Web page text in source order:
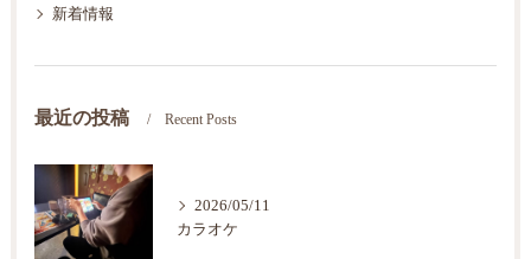
新着情報
最近の投稿 Recent Posts
2026/05/11
カラオケ